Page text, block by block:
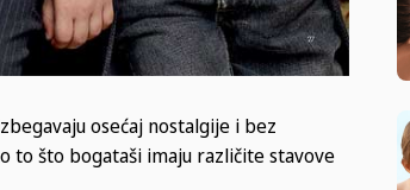
osećaj nostalgije i bez
to što bogataši imaju različite stavove